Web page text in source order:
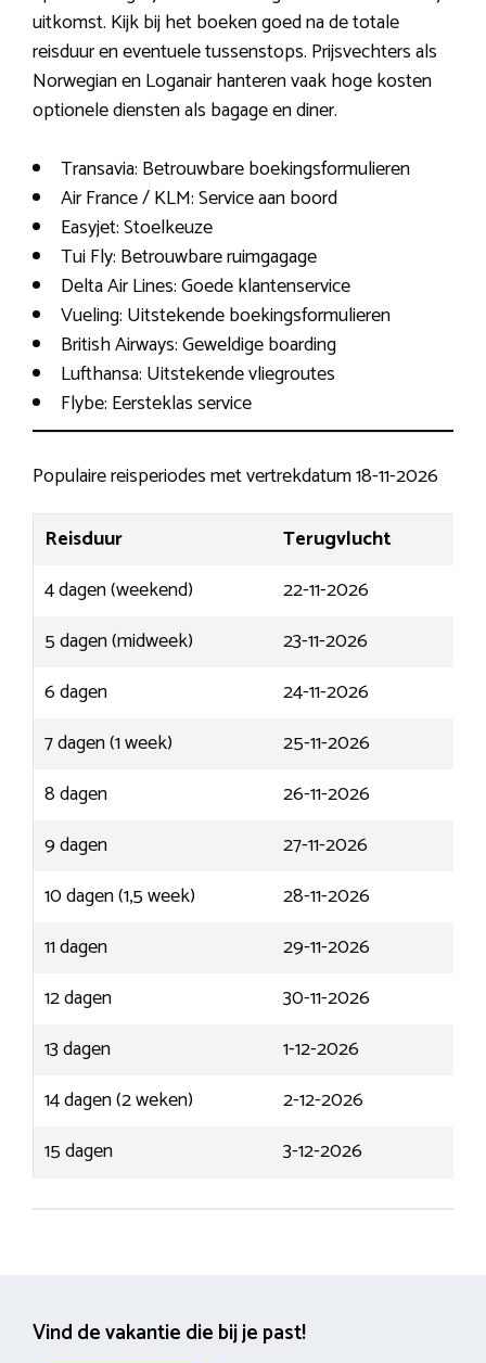
uitkomst. Kijk bij het boeken goed na de totale
reisduur en eventuele tussenstops. Prijsvechters als
Norwegian en Loganair hanteren vaak hoge kosten
optionele diensten als bagage en diner.
Transavia: Betrouwbare boekingsformulieren
Air France / KLM: Service aan boord
Easyjet: Stoelkeuze
Tui Fly: Betrouwbare ruimgagage
Delta Air Lines: Goede klantenservice
Vueling: Uitstekende boekingsformulieren
British Airways: Geweldige boarding
Lufthansa: Uitstekende vliegroutes
Flybe: Eersteklas service
Populaire reisperiodes met vertrekdatum 18-11-2026
Reisduur
Terugvlucht
4 dagen (weekend)
22-11-2026
5 dagen (midweek)
23-11-2026
6 dagen
24-11-2026
7 dagen (1 week)
25-11-2026
8 dagen
26-11-2026
9 dagen
27-11-2026
10 dagen (1,5 week)
28-11-2026
11 dagen
29-11-2026
12 dagen
30-11-2026
13 dagen
1-12-2026
14 dagen (2 weken)
2-12-2026
15 dagen
3-12-2026
Vind de vakantie die bij je past!